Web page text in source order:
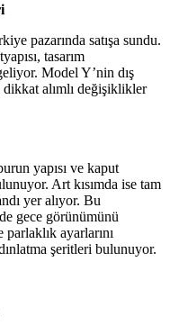
pazarında satışa sundu.
tasarım
Model Y’nin dış
alımlı değişiklikler
yapısı ve kaput
Art kısımda ise tam
yer alıyor. Bu
gece görünümünü
ayarlarını
şeritleri bulunuyor.